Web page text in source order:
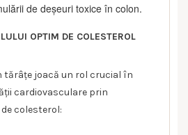
de deșeuri toxice în colon.
OPTIM DE COLESTEROL
tărâțe joacă un rol crucial în
cardiovasculare prin
colesterol: